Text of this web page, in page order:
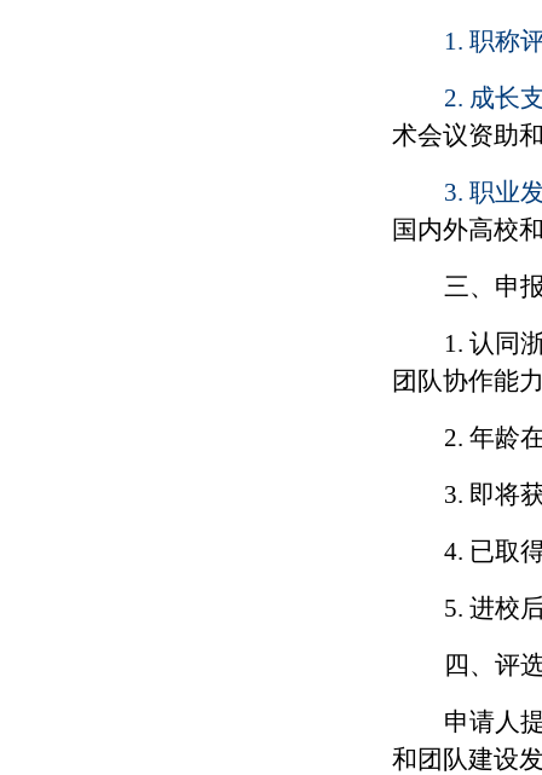
1. 职称
2. 成长
术会议资助
3.职业
国内外高校
三、申
1.认同
团队协作能
2. 年龄
3. 即将
4. 已取
5. 进校
四、评
申请人
和团队建设